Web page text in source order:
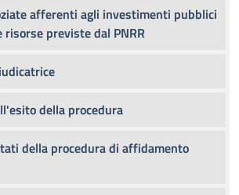
afferenti agli investimenti pubblici
previste dal PNRR
della procedura
della procedura di affidamento